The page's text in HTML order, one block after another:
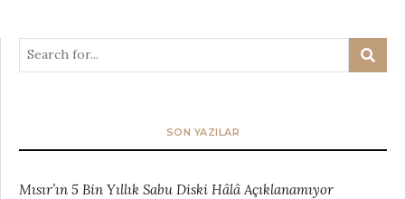
SON YAZILAR
Mısır’ın 5 Bin Yıllık Sabu Diski Hâlâ Açıklanamıyor